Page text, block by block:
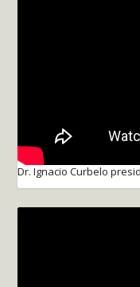
Dr. Ignacio Curbelo